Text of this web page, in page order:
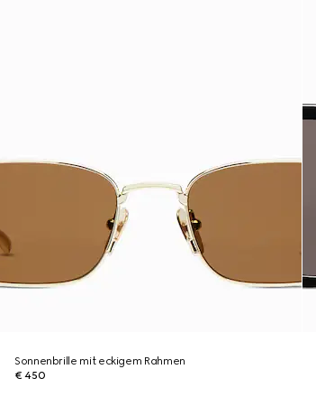
Sonnenbrille mit eckigem Rahmen
€ 450